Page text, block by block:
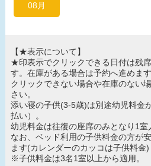
08月
【★表示について】
★印表示でクリックできる日付は残
す。在庫がある場合は予約へ進めます
クリックできない場合や在庫のない
さい。
添い寝の子供(3-5歳)は別途幼児料金
払い）。
幼児料金は往復の座席のみとなり1室
なお、ベッド利用の子供料金の方が
ます(カレンダーのカッコは子供料金)
※子供料金は3名1室以上から適用。